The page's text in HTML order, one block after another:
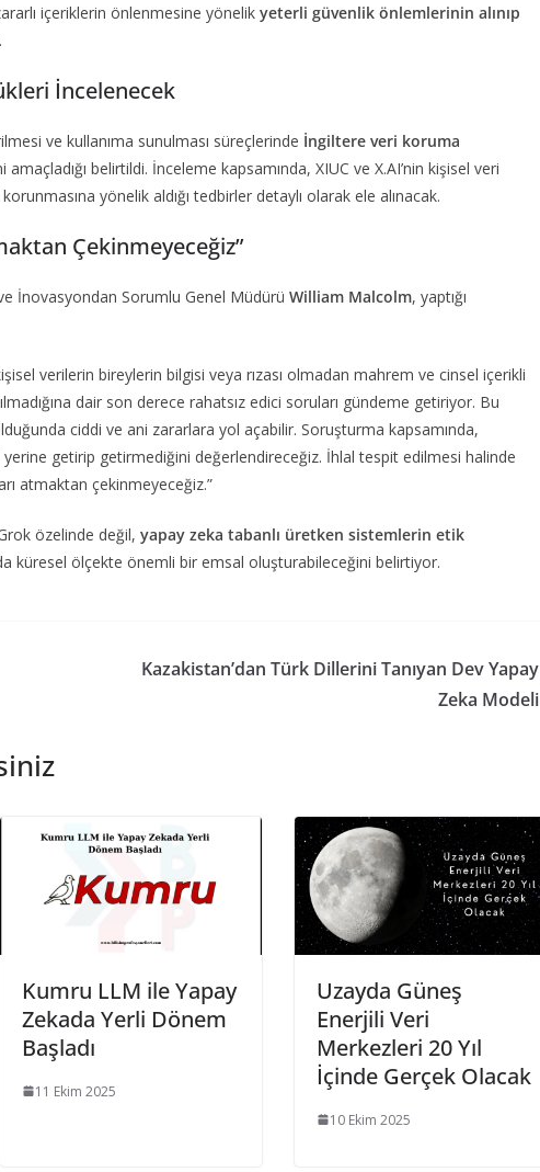
içeriklerin önlenmesine yönelik yeterli güvenlik önlemlerinin alınıp
İncelenecek
ve kullanıma sunulması süreçlerinde İngiltere veri koruma
belirtildi. İnceleme kapsamında, XIUC ve X.AI’nin kişisel veri
yönelik aldığı tedbirler detaylı olarak ele alınacak.
Çekinmeyeceğiz”
İnovasyondan Sorumlu Genel Müdürü William Malcolm, yaptığı
verilerin bireylerin bilgisi veya rızası olmadan mahrem ve cinsel içerikli
dair son derece rahatsız edici soruları gündeme getiriyor. Bu
ciddi ve ani zararlara yol açabilir. Soruşturma kapsamında,
getirip getirmediğini değerlendireceğiz. İhlal tespit edilmesi halinde
atmaktan çekinmeyeceğiz.”
özelinde değil, yapay zeka tabanlı üretken sistemlerin etik
küresel ölçekte önemli bir emsal oluşturabileceğini belirtiyor.
Kazakistan’dan Türk Dillerini Tanıyan Dev Yapay
Zeka Modeli
Kumru LLM ile Yapay
Zekada Yerli Dönem
Başladı
11 Ekim 2025
Uzayda Güneş
Enerjili Veri
Merkezleri 20 Yıl
İçinde Gerçek Olacak
10 Ekim 2025